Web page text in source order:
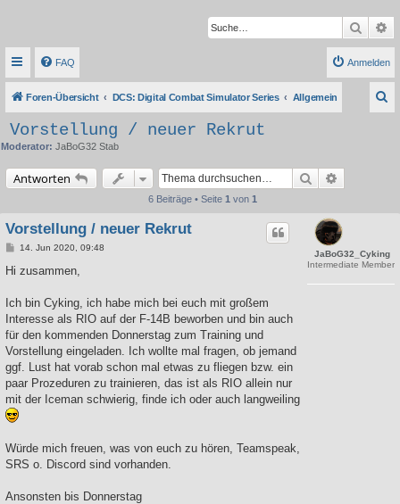
Suche
FAQ Anmelden
Foren-Übersicht DCS: Digital Combat Simulator Series Allgemein
Vorstellung / neuer Rekrut
Moderator: JaBoG32 Stab
Antworten Suche
6 Beiträge • Seite 1 von 1
JaBoG32_Cyking
Intermediate Member
Vorstellung / neuer Rekrut
B
a
14. Jun 2020, 09:48
Hi zusammen,
Ich bin Cyking, ich habe mich bei euch mit großem
Interesse als RIO auf der F-14B beworben und bin auch
für den kommenden Donnerstag zum Training und
Vorstellung eingeladen. Ich wollte mal fragen, ob jemand
ggf. Lust hat vorab schon mal etwas zu fliegen bzw. ein
paar Prozeduren zu trainieren, das ist als RIO allein nur
mit der Iceman schwierig, finde ich oder auch langweiling
Würde mich freuen, was von euch zu hören, Teamspeak,
SRS o. Discord sind vorhanden.
Ansonsten bis Donnerstag